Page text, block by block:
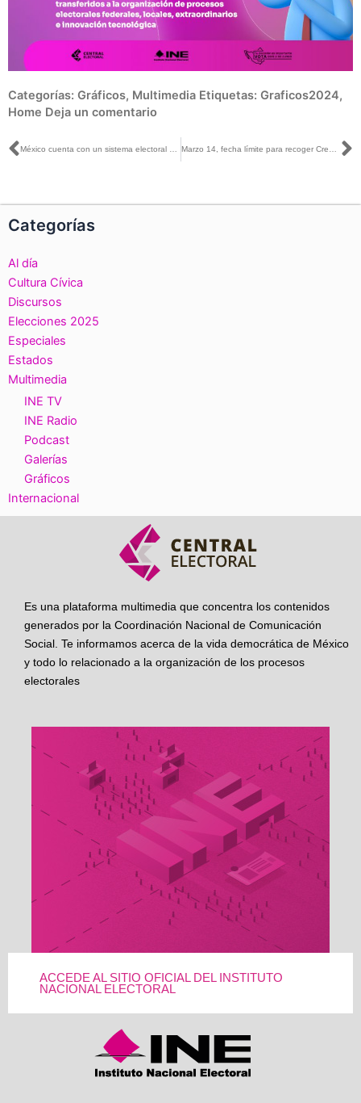
Categorías: Gráficos, Multimedia Etiquetas: Graficos2024,
Home Deja un comentario
Ant
Categorías
Al día
Cultura Cívica
Discursos
Elecciones 2025
Especiales
Estados
Multimedia
INE TV
INE Radio
Podcast
Galerías
Gráficos
Internacional
Es una plataforma multimedia que concentra los contenidos
generados por la Coordinación Nacional de Comunicación
Social. Te informamos acerca de la vida democrática de México
y todo lo relacionado a la organización de los procesos
electorales
ACCEDE AL SITIO OFICIAL DEL INSTITUTO
NACIONAL ELECTORAL